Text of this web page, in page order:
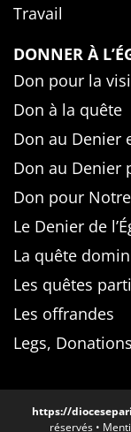
Travail
DONNER À
Don pour la
Don à la quête
Don au Denier
Don au Denier
Don pour
Le Denier de
La quête
Les quêtes
Les offrandes
Legs,
https://
réservés •